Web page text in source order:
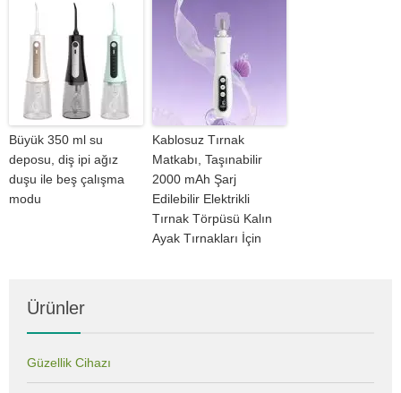
Büyük 350 ml su
deposu, diş ipi ağız
duşu ile beş çalışma
modu
Kablosuz Tırnak
Matkabı, Taşınabilir
2000 mAh Şarj
Edilebilir Elektrikli
Tırnak Törpüsü Kalın
Ayak Tırnakları İçin
Ürünler
Güzellik Cihazı